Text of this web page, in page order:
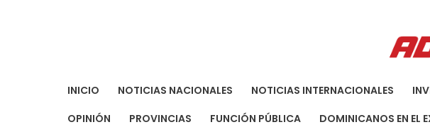
INICIO NOTICIAS NACIONALES NOTICIAS INTERNACIONALES
OPINIÓN
PROVINCIAS FUNCIÓN PÚBLICA DOMINICANOS EN EL